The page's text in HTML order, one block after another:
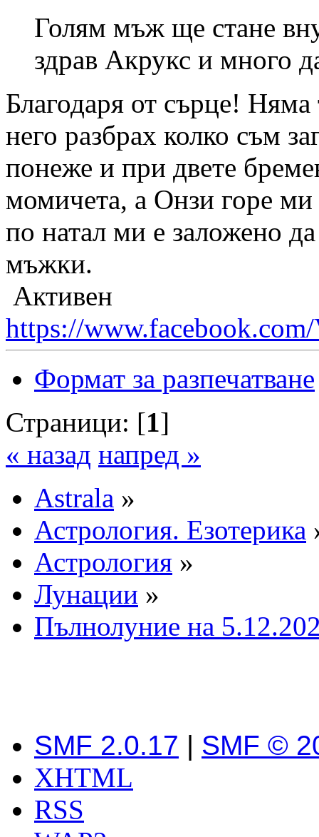
Голям мъж ще стане
здрав Акрукс и много
Благодаря от сърце! Няма
него разбрах колко съм
понеже и при двете
момичета, а Онзи горе
по натал ми е заложено
мъжки.
Активен
https://
Формат за разпечатване
Страници: [1]
« назад напред »
Astrala »
Астрология. Езотерика
Астрология »
Лунации »
Пълнолуние на
SMF 2.0.17 | SMF ©
XHTML
RSS